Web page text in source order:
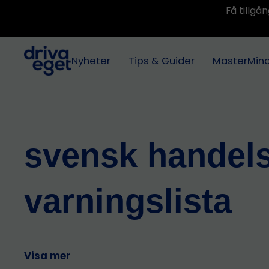
Få
Nyheter Tips & Guider
svensk
varningslista
Visa mer